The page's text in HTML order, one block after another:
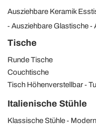
Ausziehbare Keramik
Ausziehbare Glastische
Tische
Runde Tische
Couchtische
Tisch Höhenverstellbar
Italienische Stühle
Klassische Stühle